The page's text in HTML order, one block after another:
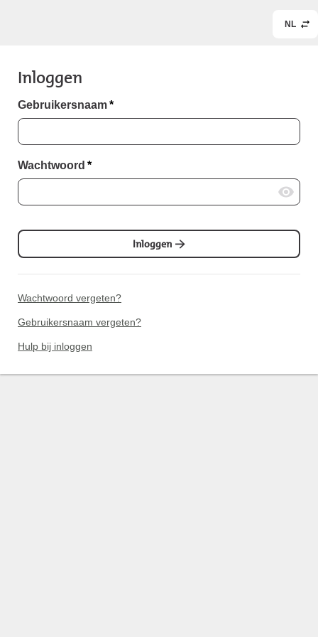
NL
Inloggen
Gebruikersnaam*
Wachtwoord *
Inloggen
Wachtwoord vergeten?
Gebruikersnaam vergeten?
Hulp bij inloggen